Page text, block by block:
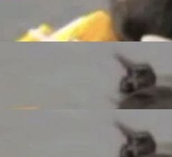
目。然而，支
截然不同的面
要依托充沛的经
install.
里自动规划、写
。 据介绍，Muse
agent。这些后
识图谱校
全局视野。整个
图 → 控制难度
TENT。